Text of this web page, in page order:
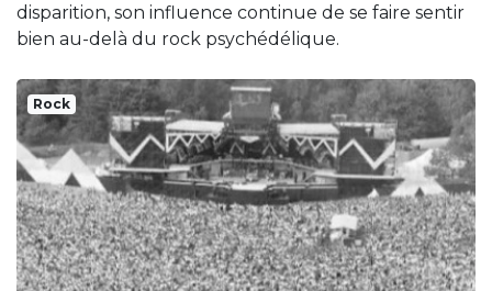
disparition, son influence continue de se faire sentir
bien au-delà du rock psychédélique.
Rock